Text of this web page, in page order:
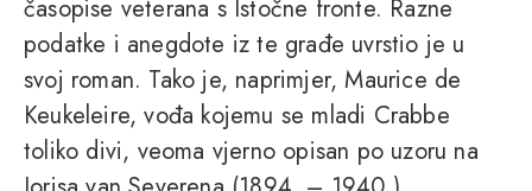
časopise veterana s Istočne fronte. Razne
podatke i anegdote iz te građe uvrstio je u
svoj roman. Tako je, naprimjer, Maurice de
Keukeleire, vođa kojemu se mladi Crabbe
toliko divi, veoma vjerno opisan po uzoru na